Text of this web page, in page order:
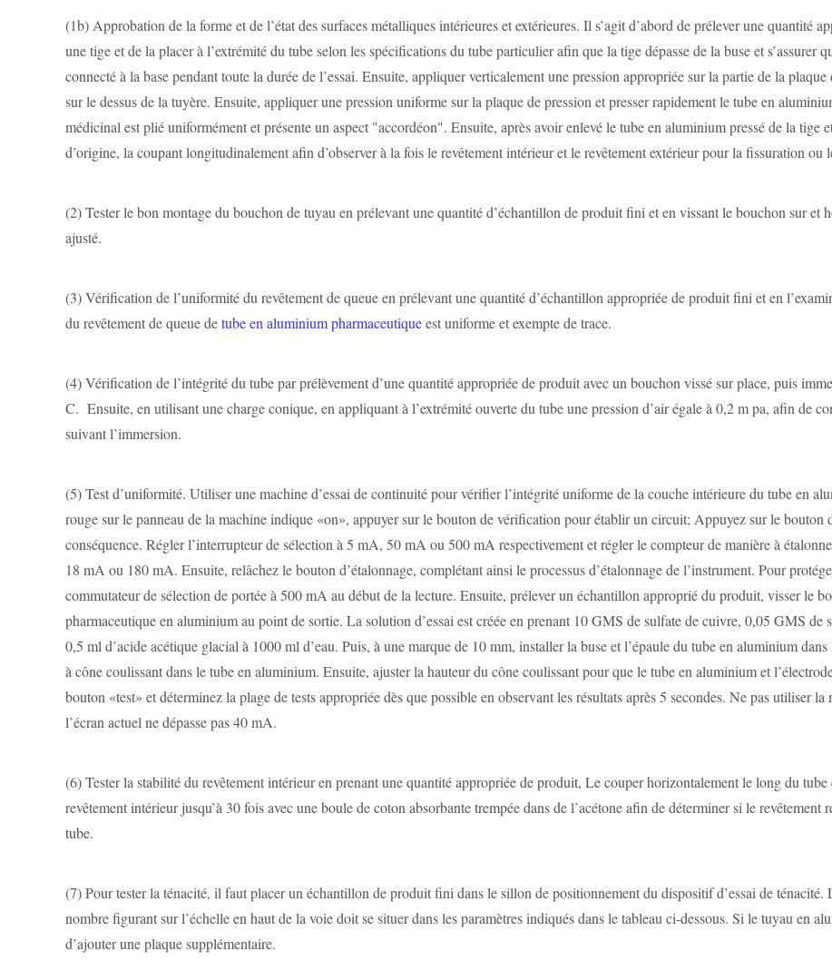
(1b) Approbation de la forme et de l’état des surfaces métalliques intérieures et extérieures. Il s’agit d’abord de prélever une quantité
une tige et de la placer à l’extrémité du tube selon les spécifications du tube particulier afin que la tige dépasse de la buse et s’assurer
connecté à la base pendant toute la durée de l’essai. Ensuite, appliquer verticalement une pression appropriée sur la partie de la
sur le dessus de la tuyère. Ensuite, appliquer une pression uniforme sur la plaque de pression et presser rapidement le tube en
médicinal est plié uniformément et présente un aspect "accordéon". Ensuite, après avoir enlevé le tube en aluminium pressé de la tige
d’origine, la coupant longitudinalement afin d’observer à la fois le revêtement intérieur et le revêtement extérieur pour la fissuration ou
(2)Tester le bon montage du bouchon de tuyau en prélevant une quantité d’échantillon de produit fini et en vissant le bouchon sur et
ajusté.
(3)Vérification de l’uniformité du revêtement de queue en prélevant une quantité d’échantillon appropriée de produit fini et en
du revêtement de queue detube en aluminium pharmaceutiqueest uniforme et exempte de trace.
(4)Vérification de l’intégrité du tube par prélèvement d’une quantité appropriée de produit avec un bouchon vissé sur place, puis
C. Ensuite, en utilisant une charge conique, en appliquant à l’extrémité ouverte du tube une pression d’air égale à 0,2 m pa, afin de
suivant l’immersion.
(5)Test d’uniformité. Utiliser une machine d’essai de continuité pour vérifier l’intégrité uniforme de la couche intérieure du tube en
rouge sur le panneau de la machine indique «on», appuyer sur le bouton de vérification pour établir un circuit; Appuyez sur le bouton
conséquence. Régler l’interrupteur de sélection à 5 mA, 50 mA ou 500 mA respectivement et régler le compteur de manière à
18 mA ou 180 mA. Ensuite, relâchez le bouton d’étalonnage, complétant ainsi le processus d’étalonnage de l’instrument. Pour
commutateur de sélection de portée à 500 mA au début de la lecture. Ensuite, prélever un échantillon approprié du produit, visser le
pharmaceutique en aluminium au point de sortie. La solution d’essai est créée en prenant 10 GMS de sulfate de cuivre, 0,05 GMS de
0,5 ml d’acide acétique glacial à 1000 ml d’eau. Puis, à une marque de 10 mm, installer la buse et l’épaule du tube en aluminium
à cône coulissant dans le tube en aluminium. Ensuite, ajuster la hauteur du cône coulissant pour que le tube en aluminium et
bouton «test» et déterminez la plage de tests appropriée dès que possible en observant les résultats après 5 secondes. Ne pas utiliser
l’écran actuel ne dépasse pas 40 mA.
(6)Tester la stabilité du revêtement intérieur en prenant une quantité appropriée de produit, Le couper horizontalement le long du tube
revêtement intérieur jusqu’à 30 fois avec une boule de coton absorbante trempée dans de l’acétone afin de déterminer si le
tube.
(7)Pour tester la ténacité, il faut placer un échantillon de produit fini dans le sillon de positionnement du dispositif d’essai de
nombre figurant sur l’échelle en haut de la voie doit se situer dans les paramètres indiqués dans le tableau ci-dessous. Si le tuyau en
d’ajouter une plaque supplémentaire.